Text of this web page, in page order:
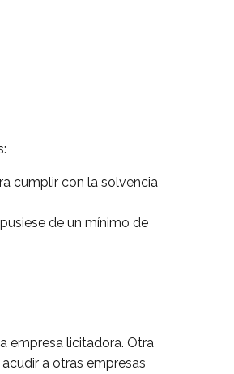
cumplir con la solvencia
de un mínimo de
empresa licitadora. Otra
a otras empresas